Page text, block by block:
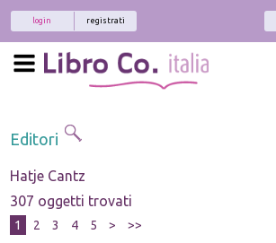
registrati
login
Editori
Hatje Cantz
307 oggetti trovati
1 2 3 4 5 > >>